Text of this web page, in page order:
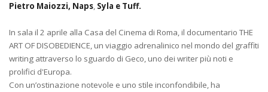
Pietro Maiozzi, Naps, Syla e Tuff.
In sala il 2 aprile alla Casa del Cinema di Roma, il documentario THE
ART OF DISOBEDIENCE, un viaggio adrenalinico nel mondo del graffiti
writing attraverso lo sguardo di Geco, uno dei writer più noti e
prolifici d'Europa.
Con un’ostinazione notevole e uno stile inconfondibile, ha